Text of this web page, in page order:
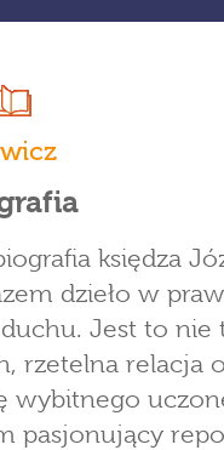
księdza
dzieło w
Jest to nie
rzetelna relacja
wybitnego
pasjonujący